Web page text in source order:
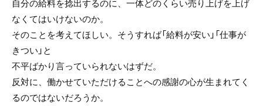
自分の給料を捻出するのに、一体どのくらい売り上げを上げ
なくてはいけないのか。
そのことを考えてほしい。そうすれば「給料が安い」「仕事が
きつい」と
不平ばかり言っていられないはずだ。
反対に、働かせていただけることへの感謝の心が生まれてく
るのではないだろうか。